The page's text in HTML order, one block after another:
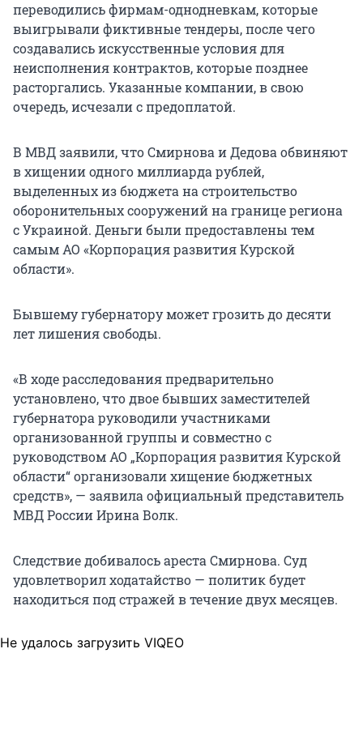
переводились фирмам-однодневкам, которые
выигрывали фиктивные тендеры, после чего
создавались искусственные условия для
неисполнения контрактов, которые позднее
расторгались. Указанные компании, в свою
очередь, исчезали с предоплатой.
В МВД заявили, что Смирнова и Дедова обвиняют
в хищении одного миллиарда рублей,
выделенных из бюджета на строительство
оборонительных сооружений на границе региона
с Украиной. Деньги были предоставлены тем
самым АО «Корпорация развития Курской
области».
Бывшему губернатору может грозить до десяти
лет лишения свободы.
«В ходе расследования предварительно
установлено, что двое бывших заместителей
губернатора руководили участниками
организованной группы и совместно с
руководством АО „Корпорация развития Курской
области“ организовали хищение бюджетных
средств», — заявила официальный представитель
МВД России Ирина Волк.
Следствие добивалось ареста Смирнова. Суд
удовлетворил ходатайство — политик будет
находиться под стражей в течение двух месяцев.
Не удалось загрузить VIQEO